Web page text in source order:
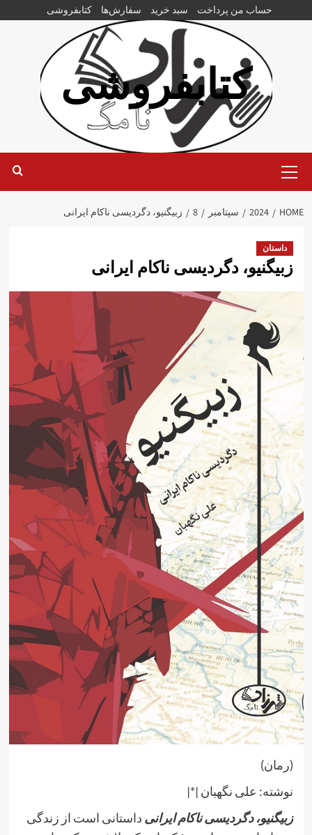
حساب من پرداخت سبد خرید سفارش‌ها کتابفروشی
کتابفروشی
Menu
HOME
2024 سپتامبر 8 زبیگنیو، دگردیسی ناکام ایرانی
داستان
زبیگنیو، دگردیسی ناکام ایرانی
(رمان)
نوشته:‌ علی نگهبان |*|
زبیگنیو، دگردیسی ناکام ایرانی داستانی است از زندگی